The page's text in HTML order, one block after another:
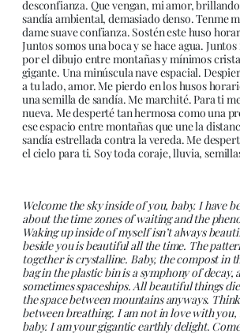
desconfianza. Que vengan, mi amor,
sandía ambiental, demasiado denso. Tenme
dame suave confianza. Sostén este huso
Juntos somos una boca y se hace agua.
por el dibujo entre montañas y mínimos
gigante. Una minúscula nave espacial.
a tu lado, amor. Me pierdo en los husos
una semilla de sandía. Me marchité. Para ti
nueva. Me desperté tan hermosa como una
ese espacio entre montañas que une la
sandía estrellada contra la vereda. Me
el cielo para ti. Soy toda coraje, lluvia,
Welcome the sky inside of you, baby. I have
about the time zones of waiting and the
Waking up inside of myself isn’t always
beside you is beautiful all the time. The
together is crystalline. Baby, the compost in
bag in the plastic bin is a symphony of decay,
sometimes spaceships. All beautiful things
the space between mountains anyways.
between breathing. I am not in love with
baby. I am your gigantic earthly delight.